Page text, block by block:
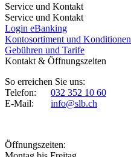
Service und Kontakt
Service und Kontakt
Login eBanking
Kontosortiment und Konditionen
Gebühren und Tarife
Kontakt & Öffnungszeiten
So erreichen Sie uns:
Telefon: 032 352 10 60
E-Mail: info@slb.ch
Öffnungszeiten: